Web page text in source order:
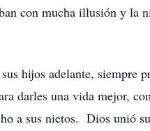
con mucha illusión y la
hijos adelante,
darles una vida mejor,
a sus nietos. Dios unió